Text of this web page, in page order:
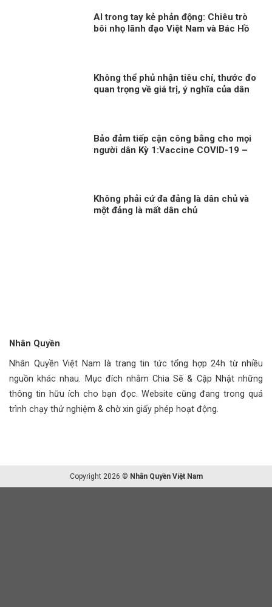
AI trong tay kẻ phản động: Chiêu trò
bôi nhọ lãnh đạo Việt Nam và Bác Hồ
Không thể phủ nhận tiêu chí, thước đo
quan trọng về giá trị, ý nghĩa của dân
Bảo đảm tiếp cận công bằng cho mọi
người dân Kỳ 1:Vaccine COVID-19 –
Không phải cứ đa đảng là dân chủ và
một đảng là mất dân chủ
Nhân Quyền
Nhân Quyền Việt Nam là trang tin tức tổng hợp 24h từ nhiều
nguồn khác nhau. Mục đích nhằm Chia Sẽ & Cập Nhật những
thông tin hữu ích cho bạn đọc. Website cũng đang trong quá
trình chạy thử nghiệm & chờ xin giấy phép hoạt động.
Copyright 2026 © Nhân Quyền Việt Nam